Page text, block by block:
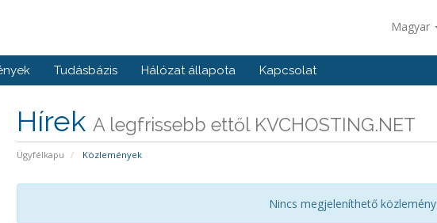
Magyar
Tudásbázis Hálózat állapota Kapcsolat
Hírek A legfrissebb ettől KVCHOSTING.NET
Ügyfélkapu Közlemények
Nincs megjeleníthető közlemény